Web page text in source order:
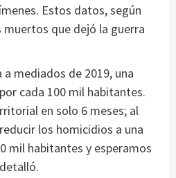
Estos datos, según
muertos que dejó la guerra
mediados de 2019, una
cada 100 mil habitantes.
en solo 6 meses; al
los homicidios a una
mil habitantes y esperamos